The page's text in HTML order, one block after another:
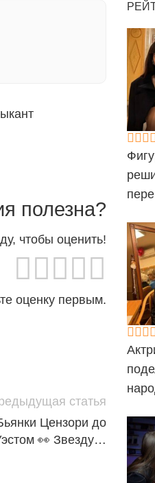
полезна?
чтобы оценить!
оценку первым.
статья
Цензори до
👀 Звезду…